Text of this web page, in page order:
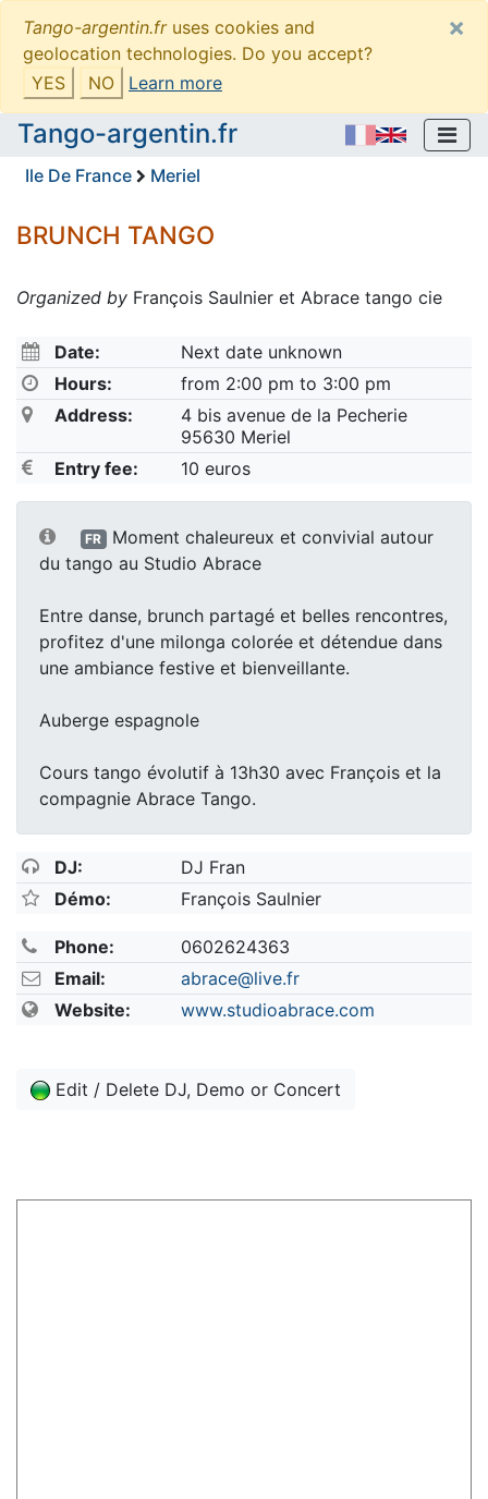
Tango-argentin.fruses cookies and
geolocation technologies. Do you accept?
YES
NO Learn more
×
Tango-argentin.fr
Ile De France Meriel
BRUNCH TANGO
Organized by François Saulnier et Abrace tango cie
Date:
Next date unknown
Hours:
from 2:00 pm to 3:00 pm
Address:
4 bis avenue de la Pecherie
95630 Meriel
Entry fee:
10 euros
FR
Moment chaleureux et convivial autour
du tango au Studio Abrace
Entre danse, brunch partagé et belles rencontres,
profitez d'une milonga colorée et détendue dans
une ambiance festive et bienveillante.
Auberge espagnole
Cours tango évolutif à 13h30 avec François et la
compagnie Abrace Tango.
DJ:
DJ Fran
Démo:
François Saulnier
Phone:
0602624363
Email:
abrace@live.fr
Website:
www.studioabrace.com
Edit / Delete DJ, Demo or Concert